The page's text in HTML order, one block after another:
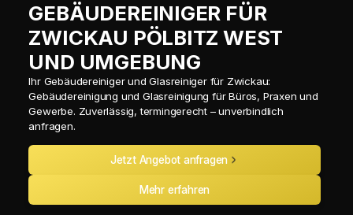
GEBÄUDEREINIGER FÜR
ZWICKAU PÖLBITZ WEST
UND UMGEBUNG
Ihr Gebäudereiniger und Glasreiniger für Zwickau:
Gebäudereinigung und Glasreinigung für Büros, Praxen und
Gewerbe. Zuverlässig, termingerecht – unverbindlich
anfragen.
Jetzt Angebot anfragen
Mehr erfahren